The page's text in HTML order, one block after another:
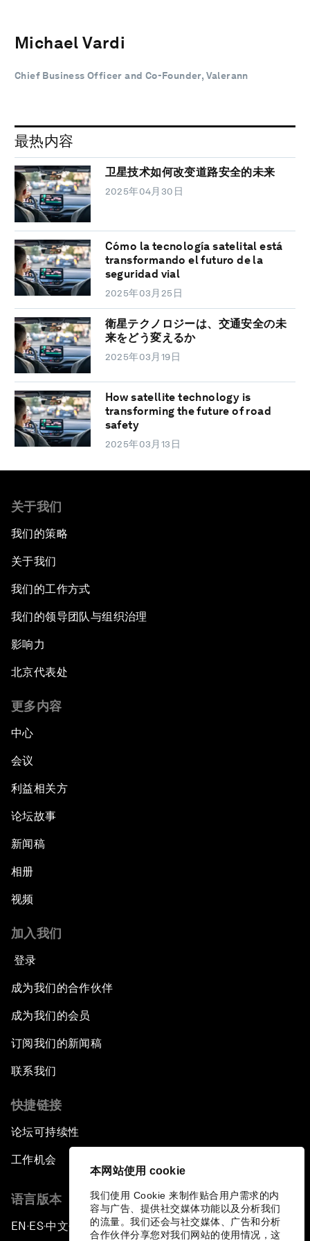
本网站使用 cookie
我们使用 Cookie 来制作贴合用户需求的内
容与广告、提供社交媒体功能以及分析我们
的流量。我们还会与社交媒体、广告和分析
合作伙伴分享您对我们网站的使用情况，这
Michael Vardi
Chief Business Officer and Co-Founder, Valerann
最热内容
卫星技术如何改变道路安全的未来
2025年04月30日
Cómo la tecnología satelital está
transformando el futuro de la
seguridad vial
2025年03月25日
衛星テクノロジーは、交通安全の未
来をどう変えるか
2025年03月19日
How satellite technology is
transforming the future of road
safety
2025年03月13日
关于我们
我们的策略
关于我们
我们的工作方式
我们的领导团队与组织治理
影响力
北京代表处
更多内容
中心
会议
利益相关方
论坛故事
新闻稿
相册
视频
加入我们
登录
成为我们的合作伙伴
成为我们的会员
订阅我们的新闻稿
联系我们
快捷链接
论坛可持续性
工作机会
语言版本
EN ▪ES▪中文▪ 日本語